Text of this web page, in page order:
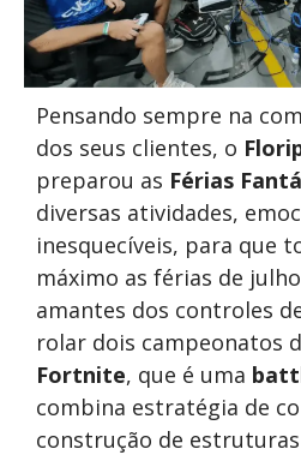
Pensando sempre na
dos seus clientes, o
preparou as Férias
diversas atividades,
inesquecíveis, para que
máximo as férias de
amantes dos controles
rolar dois campeonatos
Fortnite, que é uma
combina estratégia de
construção de